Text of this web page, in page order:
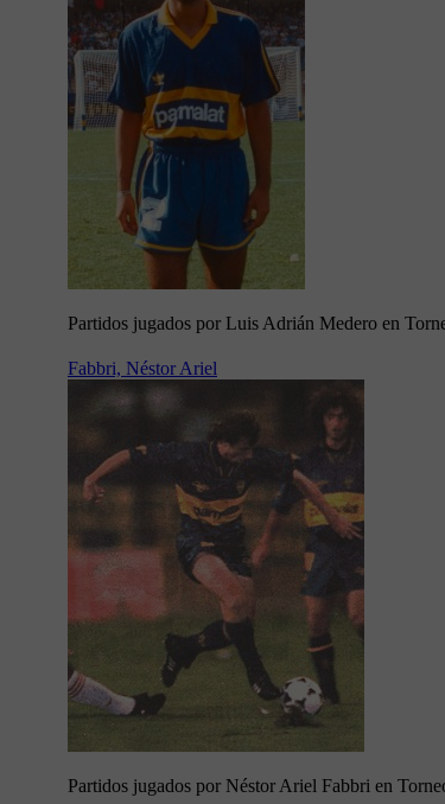
Partidos jugados por Luis Adrián Medero en
Fabbri, Néstor Ariel
Partidos jugados por Néstor Ariel Fabbri en